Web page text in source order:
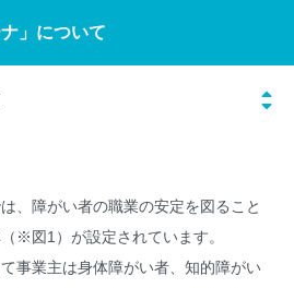
について
ーナ」とは
て
」について
、障がい者の職業の安定を図ること
※図1）が設定されています。
事業主は身体障がい者、知的障がい